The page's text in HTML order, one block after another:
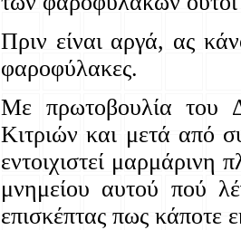
Πριν είναι αργά, ας
φαροφύλακες.
Με πρωτοβουλία του
Κιτριών και μετά από
εντοιχιστεί
μνημείου αυτού πού
επισκέπτας πως κάποτε